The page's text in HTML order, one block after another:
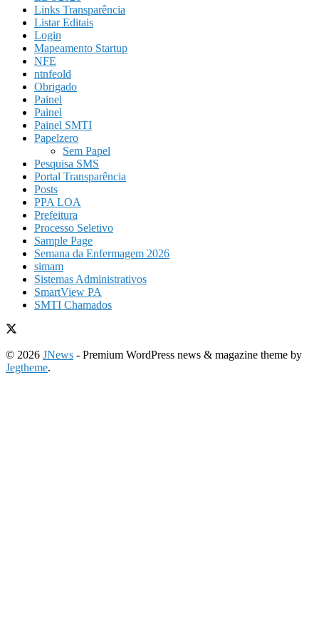
Links Transparência
Listar Editais
Login
Mapeamento Startup
NFE
ntnfeold
Obrigado
Painel
Painel
Painel SMTI
Papelzero
Sem Papel
Pesquisa SMS
Portal Transparência
Posts
PPA LOA
Prefeitura
Processo Seletivo
Sample Page
Semana da Enfermagem 2026
simam
Sistemas Administrativos
SmartView PA
SMTI Chamados
© 2026 JNews - Premium WordPress news & magazine theme by
Jegtheme.